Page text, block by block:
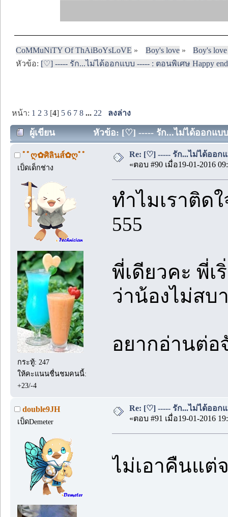
CoMMuNiTY Of ThAiBoYsLoVE » Boy's love»
Boy's
หัวข้อ: [♡] ----- รัก...ไม่ได้ออกแบบ ----- : ตอนพิเศษ Happy
หน้า: 1 2 3 [4] 5 6 7 8 ... 22 ลงล่าง
ผู้เขียน หัวข้อ: [♡] ----- รัก...ไม่ได้ออกแบบ
ﾟﾟღ✿ศิลินส์✿ღﾟﾟ
เป็ดเด็กช่าง
กระทู้: 247
ให้คะแนนชื่นชมคนนี้:
+23/-4
Re: [♡] ----- รัก...ไม่ได้ออกแ
«ตอบ #90 เมื่อ19-01-2016
ทำไมเราติด
555
พี่เดียวคะ พี่
ว่าน้องไม่สบ
อยากอ่านต่อ
double9JH
เป็ดDemeter
Re: [♡] ----- รัก...ไม่ได้ออกแ
«ตอบ #91 เมื่อ19-01-2016
ไม่เอาคืนแต่